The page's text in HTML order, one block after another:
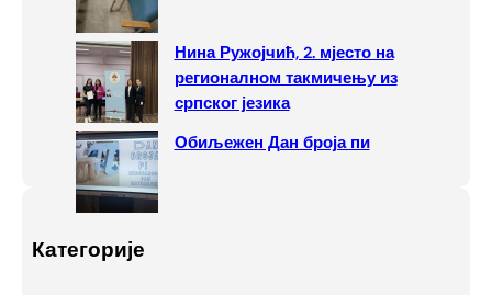
Нина Ружојчић, 2. мјесто на
регионалном такмичењу из
српског језика
Обиљежен Дан броја пи
Категорије